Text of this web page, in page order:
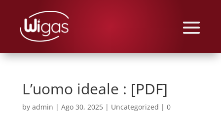
L’uomo ideale : [PDF]
by admin | Ago 30, 2025| Uncategorized | 0